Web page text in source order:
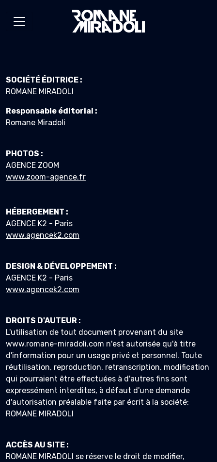
SOCIÉTÉ ÉDITRICE :
ROMANE MIRADOLI
Responsable éditorial :
Romane Miradoli
PHOTOS :
AGENCE ZOOM
www.zoom-agence.fr
HÉBERGEMENT :
AGENCE K2 - Paris
www.agencek2.com
DESIGN & DÉVELOPPEMENT :
AGENCE K2 - Paris
www.agencek2.com
DROITS D'AUTEUR :
L'utilisation de tout document provenant du site
www.romane-miradoli.com n'est autorisée qu'à titre
d'information pour un usage privé et personnel. Toute
réutilisation, reproduction, retranscription, modification
qui pourraient être effectuées à d'autres fins sont
expressément interdites, à défaut d'une demande
d'autorisation préalable faite par écrit à la société:
ROMANE MIRADOLI
ACCÈS AU SITE :
ROMANE MIRADOLI se réserve le droit de modifier,